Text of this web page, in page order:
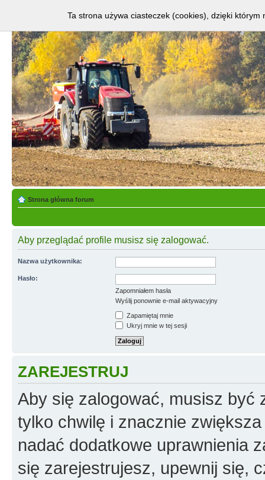
Strona główna forum
Aby przeglądać profile musisz się zalogować.
Nazwa użytkownika:
Hasło:
Zapomniałem hasła
Wyślij ponownie e-mail aktywacyjny
Zapamiętaj mnie
Ukryj mnie w tej sesji
ZAREJESTRUJ
Aby się zalogować, musisz być
tylko chwilę i znacznie
nadać dodatkowe uprawnienia
się zarejestrujesz, upewnij się,
Ta strona używa ciasteczek (cookies), dzięki którym